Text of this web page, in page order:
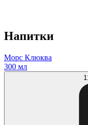
Напитки
Морс Клюква
300 мл